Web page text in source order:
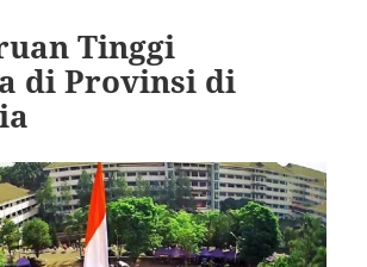
Tinggi
di Provinsi di